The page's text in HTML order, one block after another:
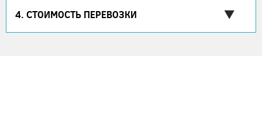
4. СТОИМОСТЬ ПЕРЕВОЗКИ